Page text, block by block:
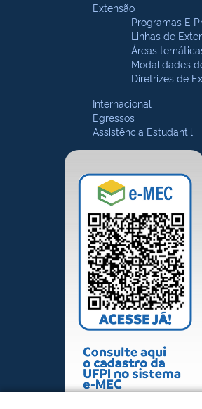
Extensão
Programas E
Linhas de
Áreas
Modalidades
Diretrizes de
Internacional
Egressos
Assistência Estudantil